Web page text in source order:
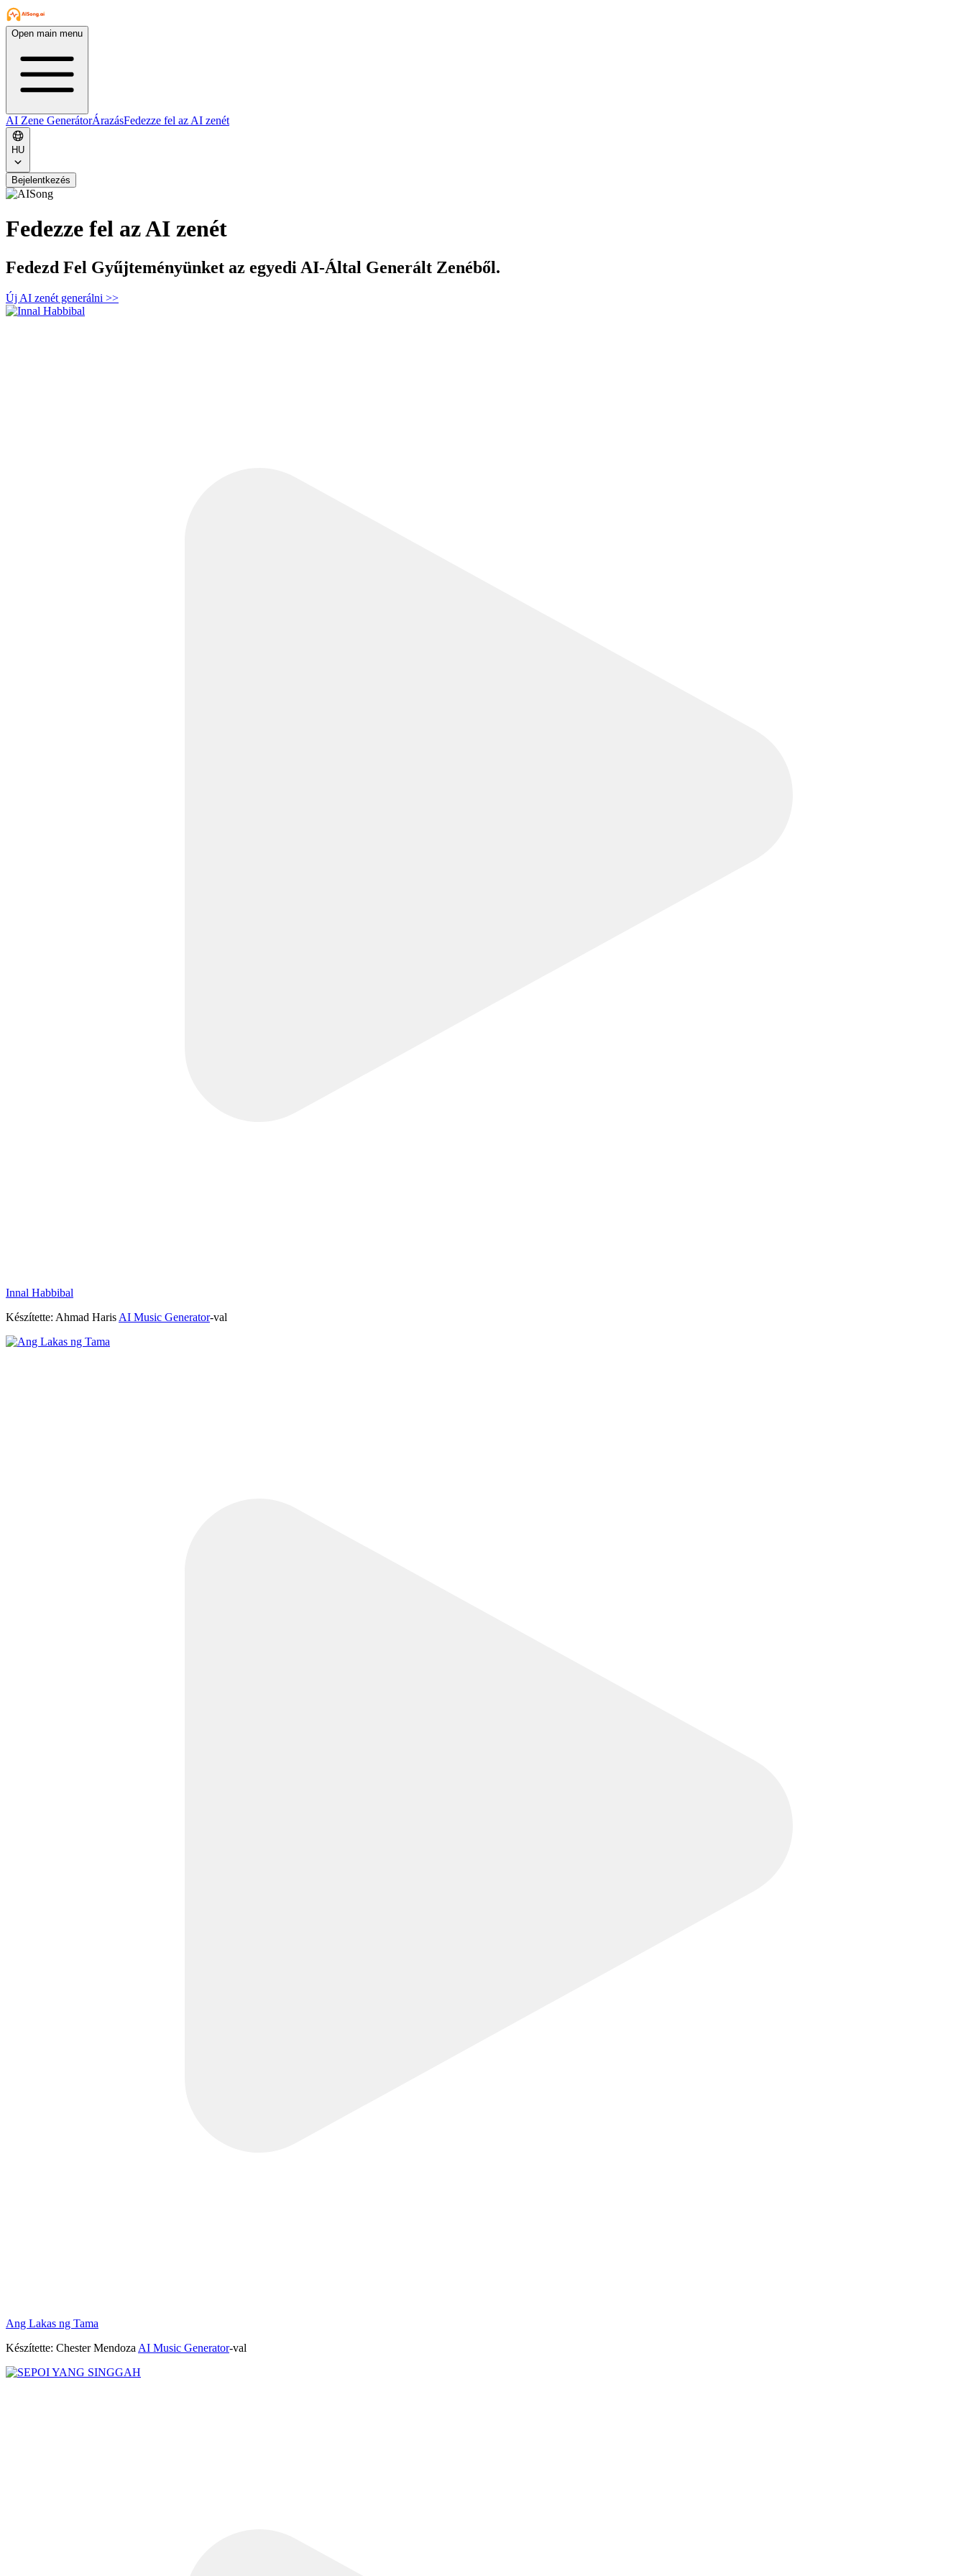
Open main menu
AI Zene GenerátorÁrazásFedezze fel az AI zenét
HU
Bejelentkezés
Fedezze fel az AI zenét
Fedezd Fel Gyűjteményünket az egyedi AI-Által Generált Zenéből.
Új AI zenét generálni >>
Innal Habbibal
Készítette: Ahmad Haris AI Music Generator-val
Ang Lakas ng Tama
Készítette: Chester Mendoza AI Music Generator-val